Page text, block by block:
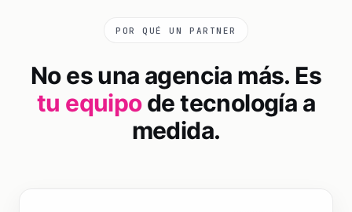
POR QUÉ UN PARTNER
No es una agencia más. Es
tu equipode tecnología a
medida.